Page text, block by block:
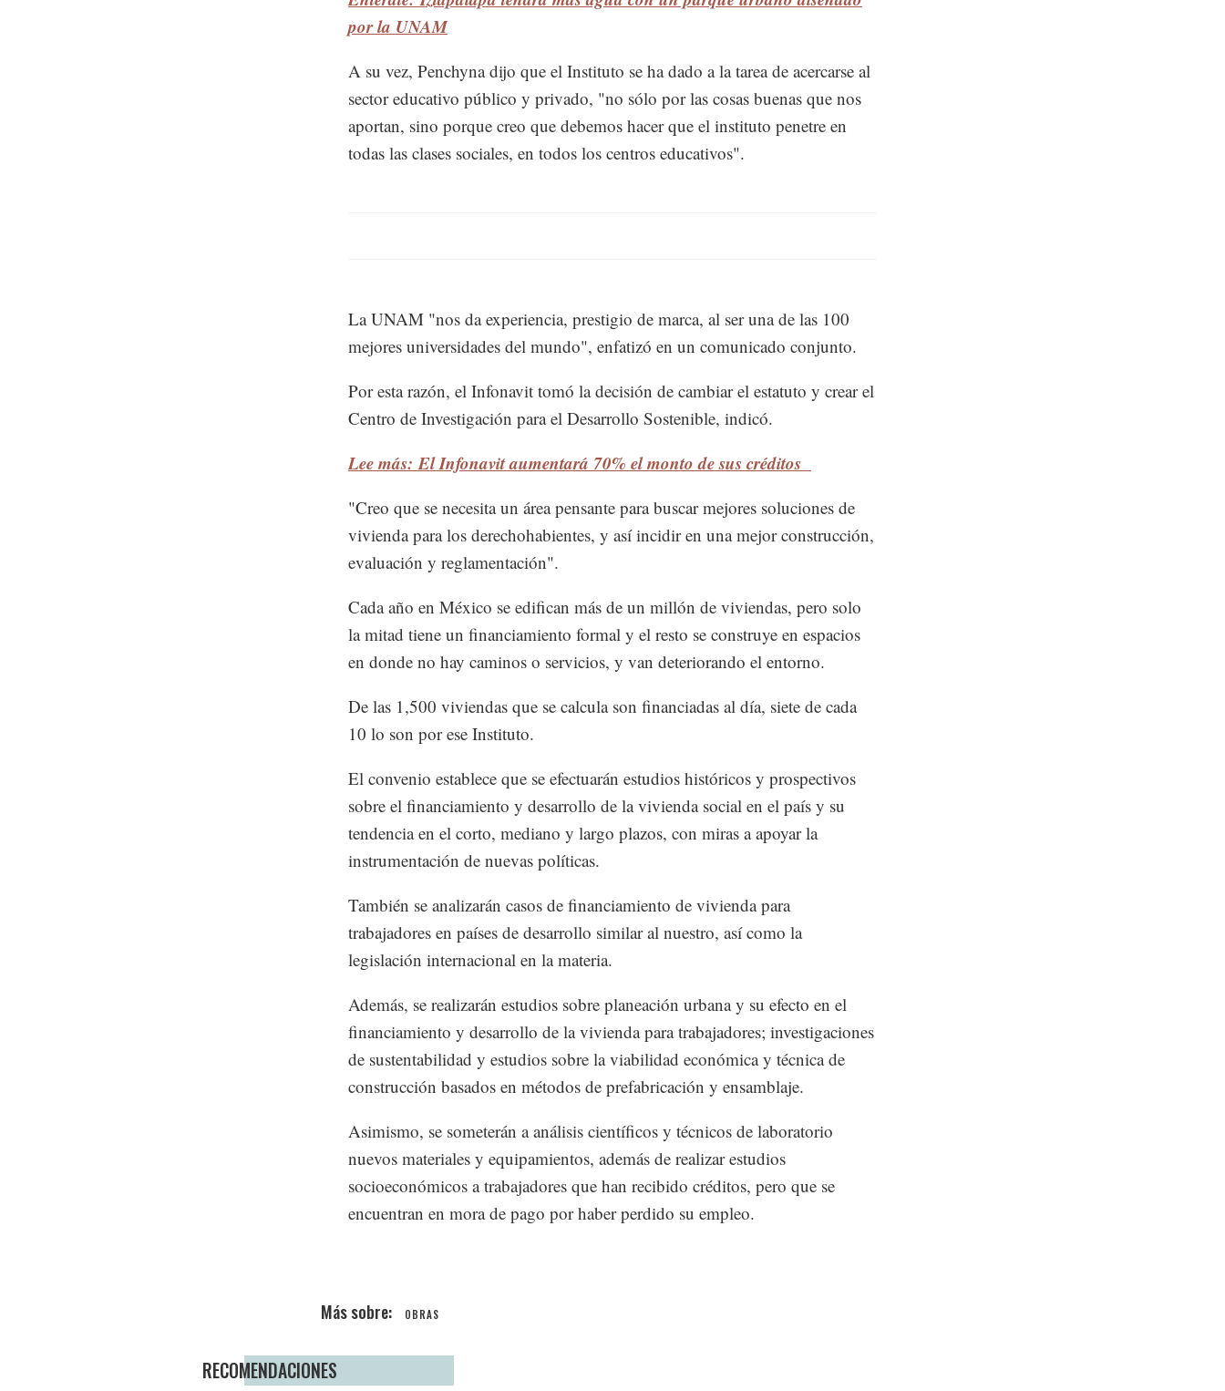
por la UNAM
A su vez, Penchyna dijo que el Instituto se ha dado a la tarea de acercarse al
sector educativo público y privado, "no sólo por las cosas buenas que nos
aportan, sino porque creo que debemos hacer que el instituto penetre en
todas las clases sociales, en todos los centros educativos".
La UNAM "nos da experiencia, prestigio de marca, al ser una de las 100
mejores universidades del mundo", enfatizó en un comunicado conjunto.
Por esta razón, el Infonavit tomó la decisión de cambiar el estatuto y crear el
Centro de Investigación para el Desarrollo Sostenible, indicó.
Lee más: El Infonavit aumentará 70% el monto de sus créditos
"Creo que se necesita un área pensante para buscar mejores soluciones de
vivienda para los derechohabientes, y así incidir en una mejor construcción,
evaluación y reglamentación".
Cada año en México se edifican más de un millón de viviendas, pero solo
la mitad tiene un financiamiento formal y el resto se construye en espacios
en donde no hay caminos o servicios, y van deteriorando el entorno.
De las 1,500 viviendas que se calcula son financiadas al día, siete de cada
10 lo son por ese Instituto.
El convenio establece que se efectuarán estudios históricos y prospectivos
sobre el financiamiento y desarrollo de la vivienda social en el país y su
tendencia en el corto, mediano y largo plazos, con miras a apoyar la
instrumentación de nuevas políticas.
También se analizarán casos de financiamiento de vivienda para
trabajadores en países de desarrollo similar al nuestro, así como la
legislación internacional en la materia.
Además, se realizarán estudios sobre planeación urbana y su efecto en el
financiamiento y desarrollo de la vivienda para trabajadores; investigaciones
de sustentabilidad y estudios sobre la viabilidad económica y técnica de
construcción basados en métodos de prefabricación y ensamblaje.
Asimismo, se someterán a análisis científicos y técnicos de laboratorio
nuevos materiales y equipamientos, además de realizar estudios
socioeconómicos a trabajadores que han recibido créditos, pero que se
encuentran en mora de pago por haber perdido su empleo.
OBRAS
RECOMENDACIONES